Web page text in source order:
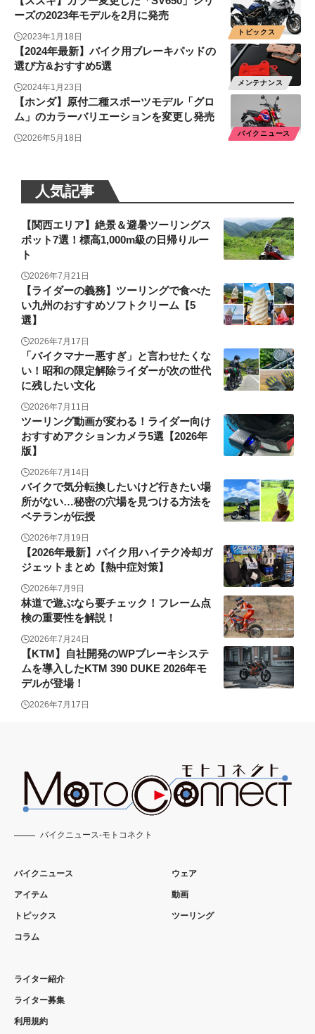
トピックス
ーズの2023年モデルを2月に発売
2023年1月18日
メンテナンス
【2024年最新】バイク用ブレーキパッドの
選び方&おすすめ5選
2024年1月23日
バイクニュース
【ホンダ】原付二種スポーツモデル「グロ
ム」のカラーバリエーションを変更し発売
2026年5月18日
人気記事
【関西エリア】絶景＆避暑ツーリングス
ポット7選！標高1,000m級の日帰りルー
ト
2026年7月21日
【ライダーの義務】ツーリングで食べた
い九州のおすすめソフトクリーム【5
選】
2026年7月17日
「バイクマナー悪すぎ」と言わせたくな
い！昭和の限定解除ライダーが次の世代
に残したい文化
2026年7月11日
ツーリング動画が変わる！ライダー向け
おすすめアクションカメラ5選【2026年
版】
2026年7月14日
バイクで気分転換したいけど行きたい場
所がない…秘密の穴場を見つける方法を
ベテランが伝授
2026年7月19日
【2026年最新】バイク用ハイテク冷却ガ
ジェットまとめ【熱中症対策】
2026年7月9日
林道で遊ぶなら要チェック！フレーム点
検の重要性を解説！
2026年7月24日
【KTM】自社開発のWPブレーキシステ
ムを導入したKTM 390 DUKE 2026年モ
デルが登場！
2026年7月17日
バイクニュース-モトコネクト
バイクニュース
アイテム
トピックス
コラム
ウェア
動画
ツーリング
ライター紹介
ライター募集
利用規約